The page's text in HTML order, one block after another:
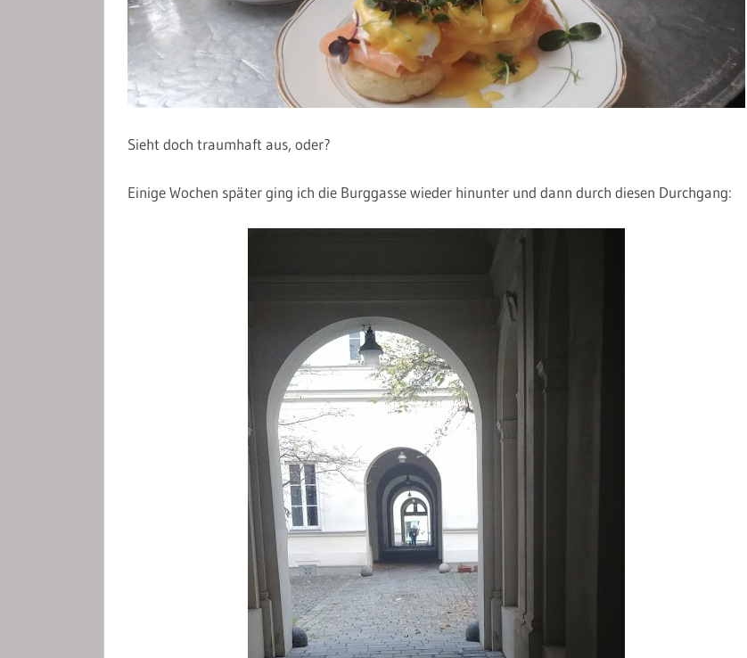
Sieht doch traumhaft aus, oder?
Einige Wochen später ging ich die Burggasse wieder hinunter und dann durch diesen Durchgang: